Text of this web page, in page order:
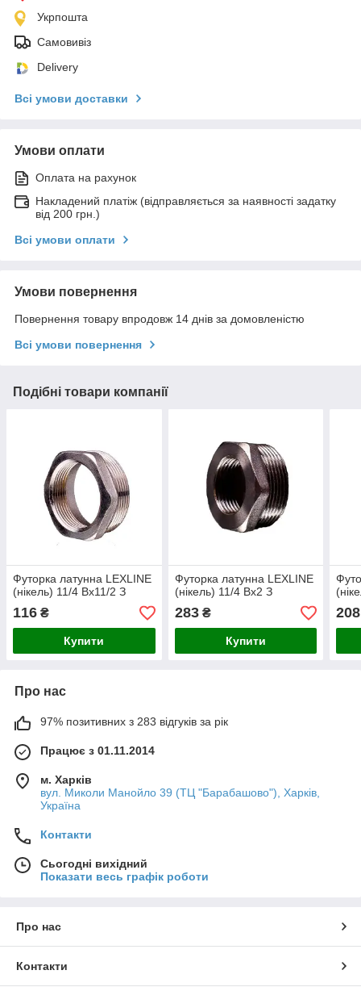
Укрпошта
Самовивіз
Delivery
Всі умови доставки
Умови оплати
Оплата на рахунок
Накладений платіж (відправляється за наявності задатку
від 200 грн.)
Всі умови оплати
Умови повернення
Повернення товару впродовж 14 днів за домовленістю
Всі умови повернення
Подібні товари компанії
Футорка латунна LEXLINE
(нікель) 11/4 Вх11/2 З
116 ₴
Купити
Футорка латунна LEXLINE
(нікель) 11/4 Вх2 З
283₴
Купити
208
Про нас
97% позитивних з 283 відгуків за рік
Працює з 01.11.2014
м. Харків
вул. Миколи Манойло 39 (ТЦ "Барабашово"), Харків,
Україна
Контакти
Сьогодні вихідний
Показати весь графік роботи
Про нас
Контакти